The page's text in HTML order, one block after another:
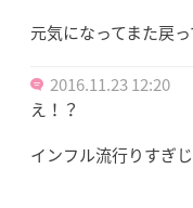
元気になってまた戻
2016.11.23 12:20
え！？
インフル流行りすぎ